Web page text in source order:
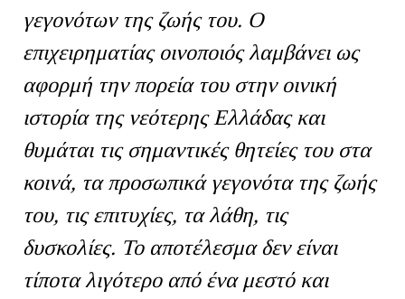
γεγονότων της ζωής του. Ο
επιχειρηματίας οινοποιός λαμβάνει ως
αφορμή την πορεία του στην οινική
ιστορία της νεότερης Ελλάδας και
θυμάται τις σημαντικές θητείες του στα
κοινά, τα προσωπικά γεγονότα της ζωής
του, τις επιτυχίες, τα λάθη, τις
δυσκολίες. Το αποτέλεσμα δεν είναι
τίποτα λιγότερο από ένα μεστό και